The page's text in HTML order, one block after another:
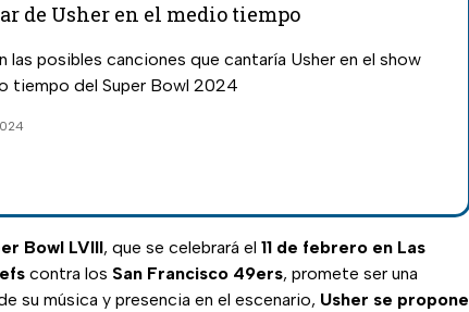
de Usher en el medio tiempo
las posibles canciones que cantaría Usher en el show
tiempo del Super Bowl 2024
Bowl LVIII, que se celebrará el 11 de febrero en Las
contra los San Francisco 49ers, promete ser una
su música y presencia en el escenario, Usher se propone